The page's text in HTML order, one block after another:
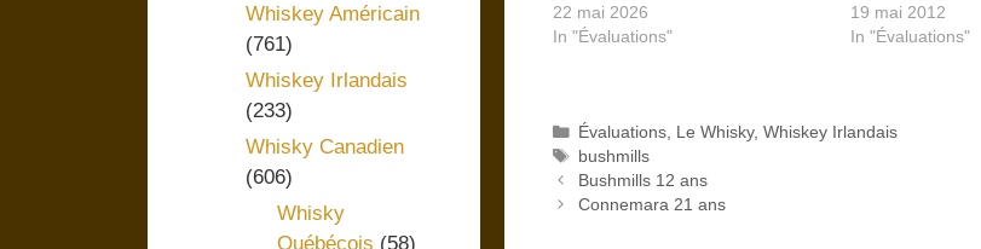
22 mai 2026
In "Évaluations"
19 mai 2012
In "Évaluations"
Catégories
Évaluations Le Whisky,Whiskey Irlandais
Étiquettes
bushmills
Bushmills 12 ans
Connemara 21 ans
Whiskey Américain
(761)
Whiskey Irlandais
(233)
Whisky Canadien
(606)
Whisky
Québécois (58)